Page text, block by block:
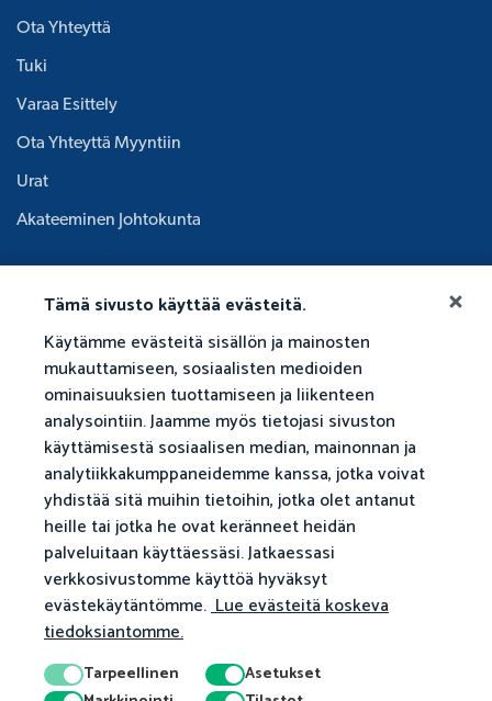
Tämä sivusto käyttää evästeitä.
Käytämme evästeitä sisällön ja mainosten
mukauttamiseen, sosiaalisten medioiden
ominaisuuksien tuottamiseen ja liikenteen
analysointiin. Jaamme myös tietojasi sivuston
käyttämisestä sosiaalisen median, mainonnan ja
analytiikkakumppaneidemme kanssa, jotka voivat
yhdistää sitä muihin tietoihin, jotka olet antanut
heille tai jotka he ovat keränneet heidän
palveluitaan käyttäessäsi. Jatkaessasi
verkkosivustomme käyttöä hyväksyt
evästekäytäntömme.Lue evästeitä koskeva
tiedoksiantomme.
Tarpeellinen
Asetukset
Ota Yhteyttä
Tuki
Varaa Esittely
Ota Yhteyttä Myyntiin
Urat
Akateeminen Johtokunta